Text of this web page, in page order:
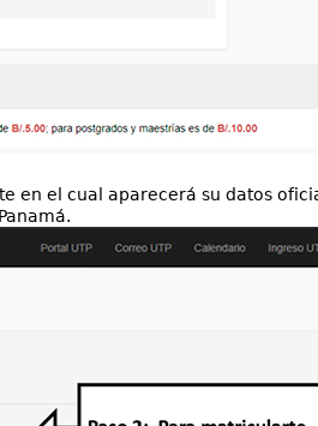
en el cual aparecerá su datos